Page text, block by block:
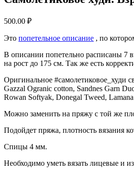
500.00 ₽
Это попетельное описание , по
В описании попетельно расписаны 7
на рост до 175 см. Так же есть
Оригинальное #самолетиковое_худи
Gazzal Ogranic cotton, Sandnes Garn
Rowan Softyak, Donegal Tweed,
Можно заменить на пряжу с той же
Подойдет пряжа, плотность вязания
Спицы 4 мм.
Необходимо уметь вязать лицевые и